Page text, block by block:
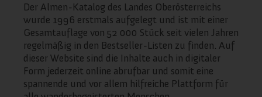
Der Almen-Katalog des Landes Oberösterreichs
wurde 1996 erstmals aufgelegt und ist mit einer
Gesamtauflage von 52 000 Stück seit vielen Jahren
regelmäßig in den Bestseller-Listen zu finden. Auf
dieser Website sind die Inhalte auch in digitaler
Form jederzeit online abrufbar und somit eine
spannende und vor allem hilfreiche Plattform für